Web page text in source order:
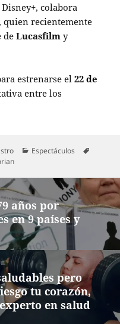
colabora
quien recientemente
deLucasfilm y
estrenarse el22 de
entre los
Categorías
Espectáculos
años por
en 9 países y
pero
tu corazón,
en salud